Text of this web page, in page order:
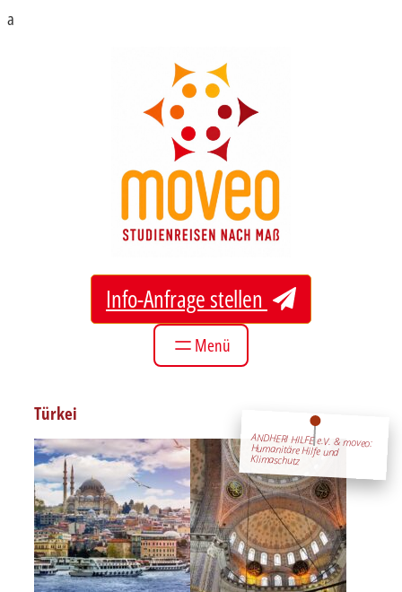
Zum
a
Info-Anfrage stellen
Türkei